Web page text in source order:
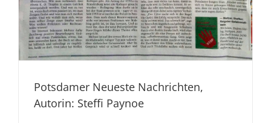
Potsdamer Neueste Nachrichten,
Autorin: Steffi Paynoe